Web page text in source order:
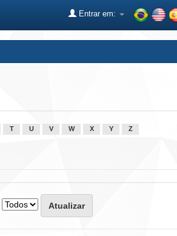
Entrar em:
T U V W X Y Z